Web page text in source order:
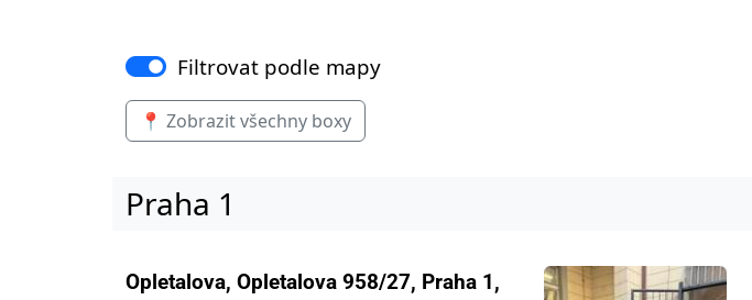
Filtrovat podle mapy
📍 Zobrazit všechny boxy
Praha 1
Opletalova, Opletalova 958/27, Praha 1,